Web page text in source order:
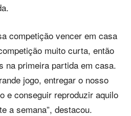
competição vencer em casa
muito curta, então
na primeira partida em casa.
jogo, entregar o nosso
e conseguir reproduzir aquilo
a semana”, destacou.